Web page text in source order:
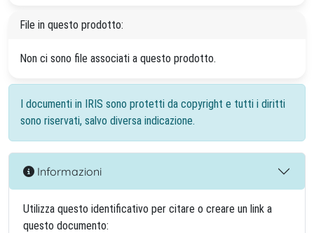
File in questo prodotto:
Non ci sono file associati a questo prodotto.
I documenti in IRIS sono protetti da copyright e tutti i diritti
sono riservati, salvo diversa indicazione.
Informazioni
Utilizza questo identificativo per citare o creare un link a
questo documento: